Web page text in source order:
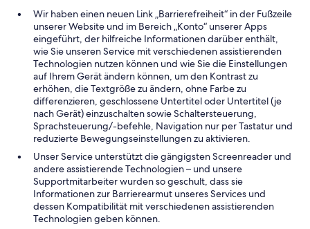
Wir haben einen neuen Link „Barrierefreiheit“ in der Fußzeile
unserer Website und im Bereich „Konto“ unserer Apps
eingeführt, der hilfreiche Informationen darüber enthält,
wie Sie unseren Service mit verschiedenen assistierenden
Technologien nutzen können und wie Sie die Einstellungen
auf Ihrem Gerät ändern können, um den Kontrast zu
erhöhen, die Textgröße zu ändern, ohne Farbe zu
differenzieren, geschlossene Untertitel oder Untertitel (je
nach Gerät) einzuschalten sowie Schaltersteuerung,
Sprachsteuerung/-befehle, Navigation nur per Tastatur und
reduzierte Bewegungseinstellungen zu aktivieren.
Unser Service unterstützt die gängigsten Screenreader und
andere assistierende Technologien – und unsere
Supportmitarbeiter wurden so geschult, dass sie
Informationen zur Barrierearmut unseres Services und
dessen Kompatibilität mit verschiedenen assistierenden
Technologien geben können.